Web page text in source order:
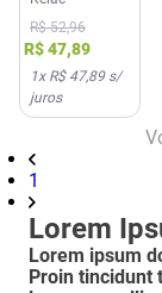
10mg 20
Comprimidos
Sublinguais
R$ 52,96
R$47,89
1x R$ 47,89s/
juros
1
Lorem
Lorem ipsum
Proin tincidunt